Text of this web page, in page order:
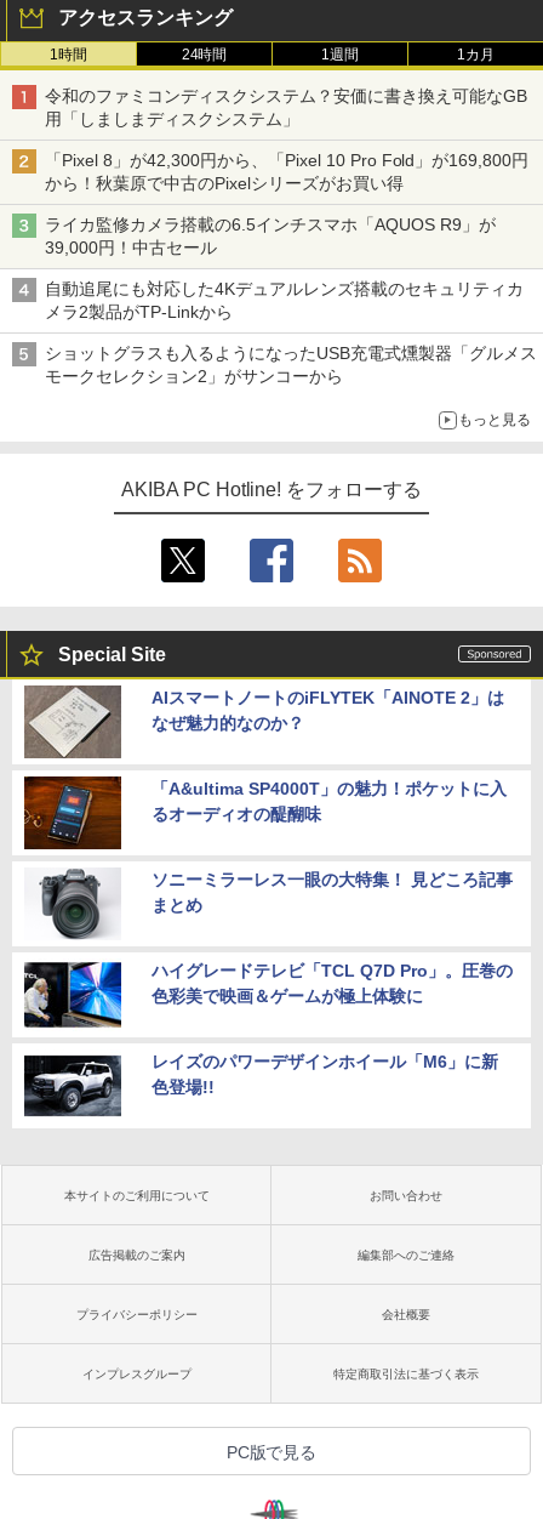
アクセスランキング
1時間 24時間 1週間 1カ月
令和のファミコンディスクシステム？安価に書き換え可能なGB
用「しましまディスクシステム」
「Pixel 8」が42,300円から、「Pixel 10 Pro Fold」が169,800円
から！秋葉原で中古のPixelシリーズがお買い得
ライカ監修カメラ搭載の6.5インチスマホ「AQUOS R9」が
39,000円！中古セール
自動追尾にも対応した4Kデュアルレンズ搭載のセキュリティカ
メラ2製品がTP-Linkから
ショットグラスも入るようになったUSB充電式燻製器「グルメス
モークセレクション2」がサンコーから
もっと見る
AKIBA PC Hotline! をフォローする
Special Site
AIスマートノートのiFLYTEK「AINOTE 2」は
なぜ魅力的なのか？
「A&ultima SP4000T」の魅力！ポケットに入
るオーディオの醍醐味
ソニーミラーレス一眼の大特集！ 見どころ記事
まとめ
ハイグレードテレビ「TCL Q7D Pro」。圧巻の
色彩美で映画＆ゲームが極上体験に
レイズのパワーデザインホイール「M6」に新
色登場!!
本サイトのご利用について お問い合わせ
広告掲載のご案内 編集部へのご連絡
プライバシーポリシー 会社概要
インプレスグループ 特定商取引法に基づく表示
PC版で見る